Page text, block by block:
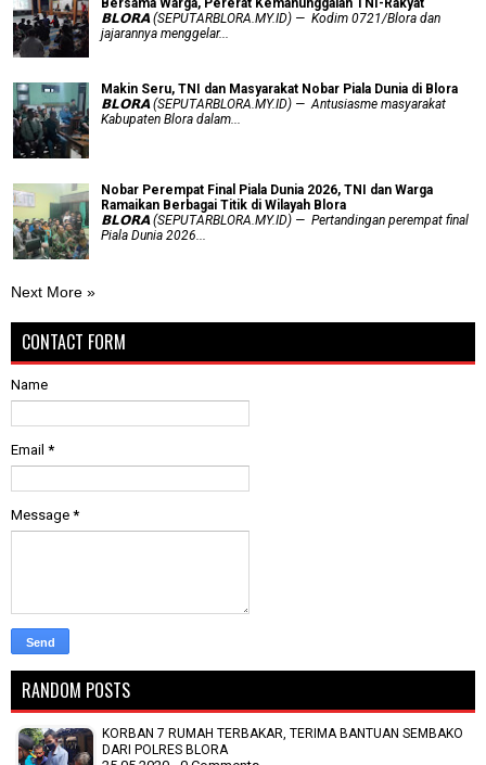
Bersama Warga, Pererat Kemanunggalan TNI-Rakyat
𝗕𝗟𝗢𝗥𝗔 (SEPUTARBLORA.MY.ID) — Kodim 0721/Blora dan
jajarannya menggelar...
Makin Seru, TNI dan Masyarakat Nobar Piala Dunia di Blora
𝗕𝗟𝗢𝗥𝗔 (SEPUTARBLORA.MY.ID) — Antusiasme masyarakat
Kabupaten Blora dalam...
Nobar Perempat Final Piala Dunia 2026, TNI dan Warga
Ramaikan Berbagai Titik di Wilayah Blora
𝗕𝗟𝗢𝗥𝗔 (SEPUTARBLORA.MY.ID) — Pertandingan perempat final
Piala Dunia 2026...
Next More »
CONTACT FORM
Name
Email *
Message *
RANDOM POSTS
KORBAN 7 RUMAH TERBAKAR, TERIMA BANTUAN SEMBAKO
DARI POLRES BLORA